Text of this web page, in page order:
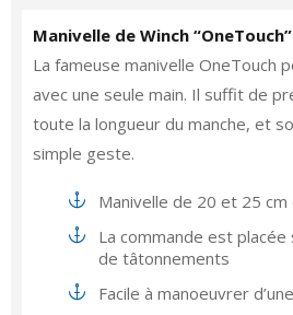
Manivelle de Winch
La fameuse manivelle OneTouch
avec une seule main. Il suffit de
toute la longueur du manche, et
simple geste.
Manivelle de 20 et 25
La commande est
de tâtonnements
Facile à manoeuvrer